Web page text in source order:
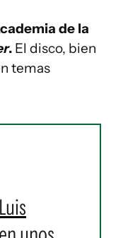
de la
. El disco, bien
temas